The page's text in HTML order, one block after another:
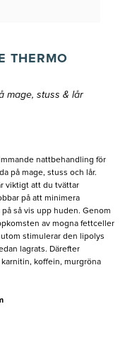
THERMO
mage, stuss & lår
nattbehandling för
på mage, stuss och lår.
viktigt att du tvättar
på att minimera
så vis upp huden. Genom
av mogna fettceller
stimulerar den lipolys
lagrats. Därefter
koffein, murgröna